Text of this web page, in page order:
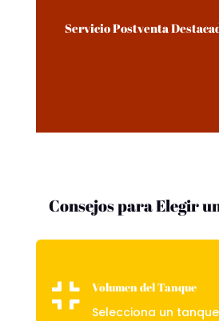
Servicio Postventa
Consejos para Elegir
 Volumen del Tanque
Selecciona un